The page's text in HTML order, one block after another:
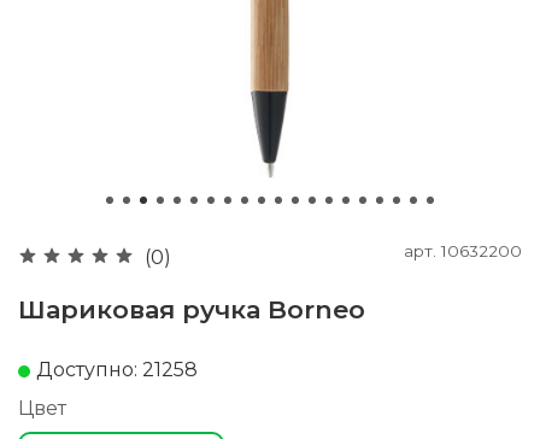
(0) арт.10632200
Шариковая ручка Borneo
Доступно: 21258
Цвет